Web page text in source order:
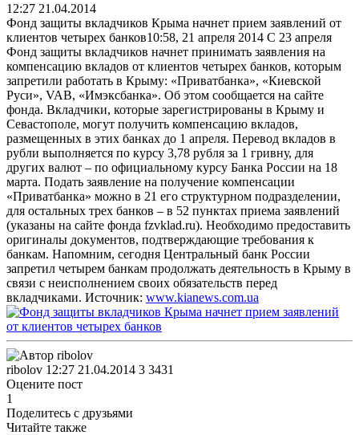
12:27 21.04.2014
Фонд защиты вкладчиков Крыма начнет прием заявлений от
клиентов четырех банков10:58, 21 апреля 2014 С 23 апреля
Фонд защиты вкладчиков начнет принимать заявления на
компенсацию вкладов от клиентов четырех банков, которым
запретили работать в Крыму: «Приватбанка», «Киевской
Руси», VAB, «Имэксбанка». Об этом сообщается на сайте
фонда. Вкладчики, которые зарегистрированы в Крыму и
Севастополе, могут получить компенсацию вкладов,
размещенных в этих банках до 1 апреля. Перевод вкладов в
рубли выполняется по курсу 3,78 рубля за 1 гривну, для
других валют – по официальному курсу Банка России на 18
марта. Подать заявление на получение компенсации
«Приватбанка» можно в 21 его структурном подразделении,
для остальных трех банков – в 52 пунктах приема заявлений
(указаны на сайте фонда fzvklad.ru). Необходимо предоставить
оригиналы документов, подтверждающие требования к
банкам. Напомним, сегодня Центральный банк России
запретил четырем банкам продолжать деятельность в Крыму в
связи с неисполнением своих обязательств перед
вкладчиками. Источник: www.kianews.com.ua
ribolov 12:27 21.04.2014 3 3431
Оцените пост
1
Поделитесь с друзьями
Читайте также